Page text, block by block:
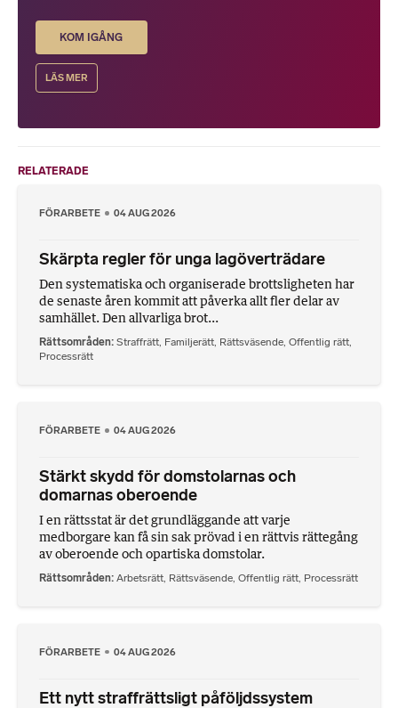
KOM IGÅNG
LÄS MER
RELATERADE
FÖRARBETE 04 AUG 2026
Skärpta regler för unga lagöverträdare
Den systematiska och organiserade brottsligheten har
de senaste åren kommit att påverka allt fler delar av
samhället. Den allvarliga brot...
Rättsområden Straffrätt Familjerätt Rättsväsende Offentlig rätt
Processrätt
FÖRARBETE 04 AUG 2026
Stärkt skydd för domstolarnas och
domarnas oberoende
I en rättsstat är det grundläggande att varje
medborgare kan få sin sak prövad i en rättvis rättegång
av oberoende och opartiska domstolar.
Rättsområden Arbetsrätt Rättsväsende Offentlig rätt Processrätt
FÖRARBETE 04 AUG 2026
Ett nytt straffrättsligt påföljdssystem